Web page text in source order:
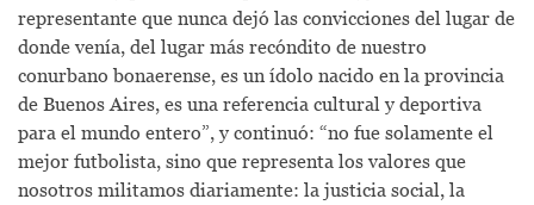
representante que nunca dejó las convicciones del lugar de
donde venía, del lugar más recóndito de nuestro
conurbano bonaerense, es un ídolo nacido en la provincia
de Buenos Aires, es una referencia cultural y deportiva
para el mundo entero”, y continuó: “no fue solamente el
mejor futbolista, sino que representa los valores que
nosotros militamos diariamente: la justicia social, la